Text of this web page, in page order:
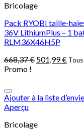
Bricolage
Pack RYOBI taille-
36V LithiumPlus – 1
RLM36X46H5P
668,37€ 501,99€
Promo !
Ajouter à la liste
Aperçu
Bricolage